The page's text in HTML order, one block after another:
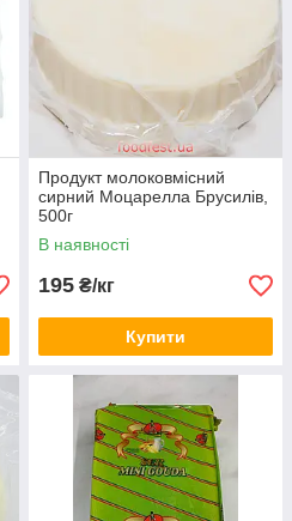
Продукт молоковмісний
сирний Моцарелла Брусилів,
500г
В наявності
195 ₴/кг
Купити